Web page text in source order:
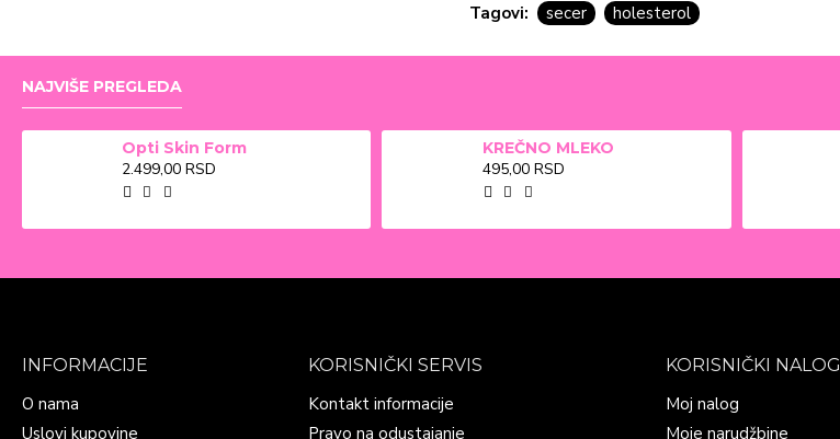
Tagovi: secer holesterol
NAJVIŠE PREGLEDA
Opti Skin Form
2.499,00 RSD
KREČNO MLEKO
495,00 RSD
INFORMACIJE
O nama
Uslovi kupovine
KORISNIČKI SERVIS
Kontakt informacije
Pravo na odustajanje
KORISNIČKI NALOG
Moj nalog
Moje narudžbine